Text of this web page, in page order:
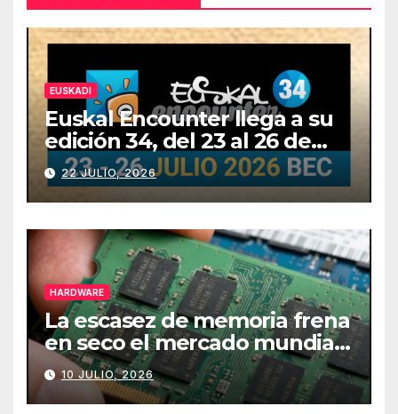
EUSKADI
Euskal Encounter llega a su
edición 34, del 23 al 26 de
julio
22 JULIO, 2026
HARDWARE
La escasez de memoria frena
en seco el mercado mundial
de PCs
10 JULIO, 2026